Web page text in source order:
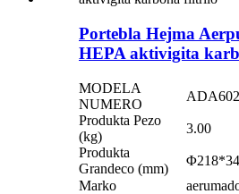
Portebla Hejma
HEPA aktivigita
MODELA
NUMERO
ADA602
Produkta Pezo
(kg)
3.00
Produkta
Grandeco (mm)
Marko